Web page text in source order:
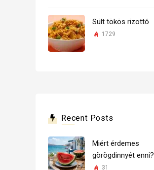
Sült tökös rizottó
1729
Recent Posts
Miért érdemes
görögdinnyét enni?
31